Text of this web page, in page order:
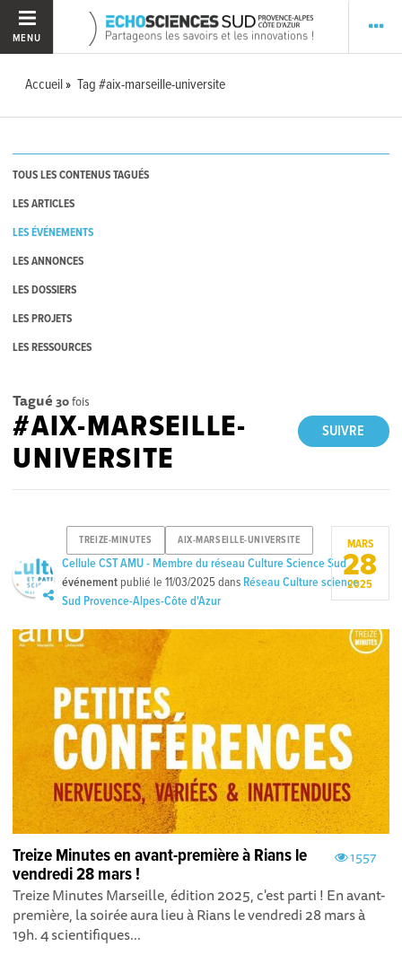
MENU
Accueil Tag #aix-marseille-universite
TOUS LES CONTENUS TAGUÉS
LES ARTICLES
LES ÉVÉNEMENTS
LES ANNONCES
LES DOSSIERS
LES PROJETS
LES RESSOURCES
Tagué 30fois
SUIVRE
#AIX-MARSEILLE-
UNIVERSITE
TREIZE-MINUTES AIX-MARSEILLE-UNIVERSITE
Cellule CST AMU - Membre du réseau Culture Science Sud
événement publié le11/03/2025dans Réseau Culture science
Sud Provence-Alpes-Côte d'Azur
MARS
28
2025
1557
Treize Minutes en avant-première à Rians le
vendredi 28 mars !
Treize Minutes Marseille, édition 2025, c'est parti ! En avant-
première, la soirée aura lieu à Rians le vendredi 28 mars à
19h. 4 scientifiques...